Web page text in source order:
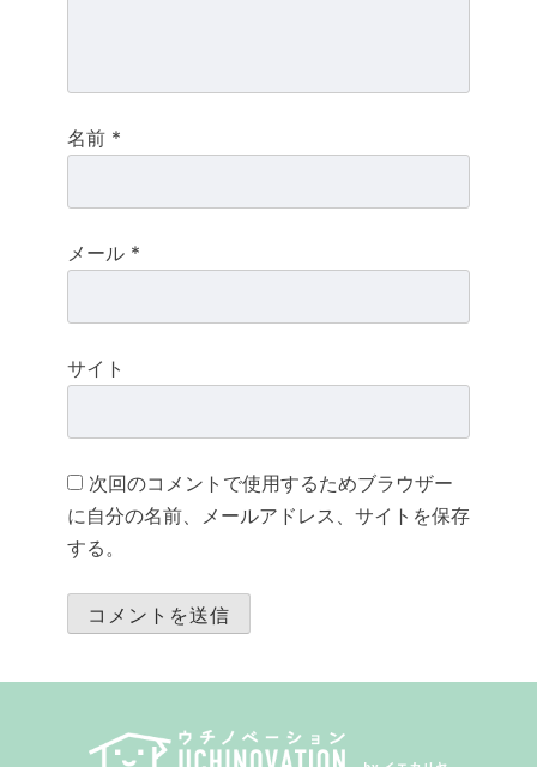
ン
名前 *
メール *
サイト
次回のコメントで使用するためブラウザー
に自分の名前、メールアドレス、サイトを保存
する。